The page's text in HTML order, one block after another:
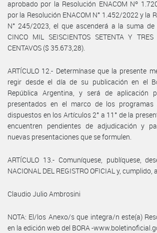
aprobado por la Resolución ENACOM Nº
por la Resolución ENACOM N° 1.452/2022 y la
N° 245/2023, el que ascenderá a la suma de
CINCO MIL SEISCIENTOS SETENTA Y TRES
CENTAVOS ($ 35.673,28).
ARTÍCULO 12.- Determínase que la presente
regir desde el día de su publicación en el
República Argentina, y será de aplicación
presentados en el marco de los
dispuestos en los Artículos 2° a 11° de la
encuentren pendientes de adjudicación y
nuevas presentaciones que se formulen.
ARTÍCULO 13.- Comuníquese, publíquese,
NACIONAL DEL REGISTRO OFICIAL y, cumplido,
Claudio Julio Ambrosini
NOTA: El/los Anexo/s que integra/n este(a)
en la edición web del BORA -